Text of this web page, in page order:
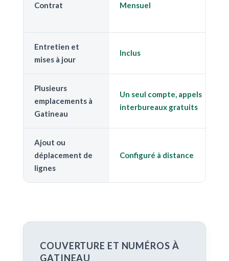
Contrat Mensuel
Entretien et
mises à jour
Inclus
Plusieurs
emplacements à
Gatineau
Un seul compte, appels
interbureaux gratuits
Ajout ou
déplacement de
lignes
Configuré à distance
COUVERTURE ET NUMÉROS À
GATINEAU